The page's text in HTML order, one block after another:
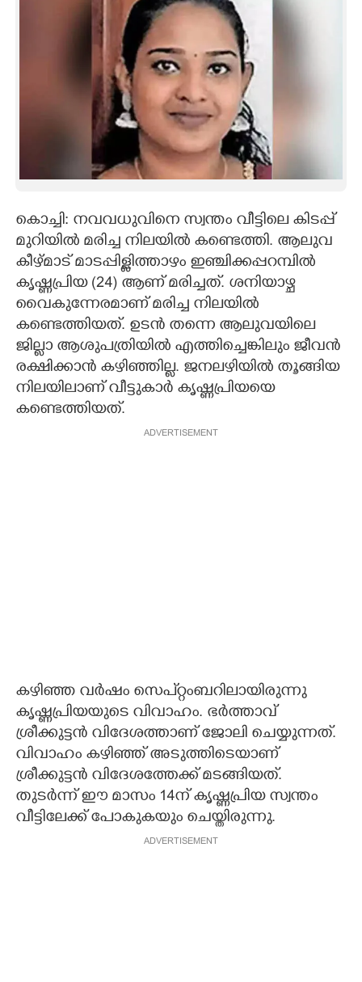
CARTOONS
LITERATURE
ZOOM
CONTACT US
കൊച്ചി: നവവധുവിനെ സ്വന്തം വീട്ടിലെ കിടപ്പ്
മുറിയില്‍ മരിച്ച നിലയില്‍ കണ്ടെത്തി. ആലുവ
കീഴ്മാട് മാടപ്പിള്ളിത്താഴം ഇഞ്ചിക്കപ്പറമ്പില്‍
കൃഷ്ണപ്രിയ (24) ആണ് മരിച്ചത്. ശനിയാഴ്ച
വൈകുന്നേരമാണ് മരിച്ച നിലയില്‍
കണ്ടെത്തിയത്. ഉടന്‍ തന്നെ ആലുവയിലെ
ജില്ലാ ആശുപത്രിയില്‍ എത്തിച്ചെങ്കിലും ജീവന്‍
രക്ഷിക്കാന്‍ കഴിഞ്ഞില്ല. ജനലഴിയില്‍ തൂങ്ങിയ
നിലയിലാണ് വീട്ടുകാര്‍ കൃഷ്ണപ്രിയയെ
കണ്ടെത്തിയത്.
ADVERTISEMENT
കഴിഞ്ഞ വര്‍ഷം സെപ്റ്റംബറിലായിരുന്നു
കൃഷ്ണപ്രിയയുടെ വിവാഹം. ഭര്‍ത്താവ്
ശ്രീക്കുട്ടന്‍ വിദേശത്താണ് ജോലി ചെയ്യുന്നത്.
വിവാഹം കഴിഞ്ഞ് അടുത്തിടെയാണ്
ശ്രീക്കുട്ടന്‍ വിദേശത്തേക്ക് മടങ്ങിയത്.
തുടര്‍ന്ന് ഈ മാസം 14ന് കൃഷ്ണപ്രിയ സ്വന്തം
വീട്ടിലേക്ക് പോകുകയും ചെയ്തിരുന്നു.
ADVERTISEMENT